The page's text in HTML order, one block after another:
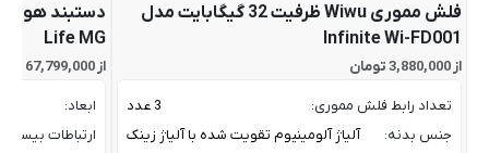
فلش مموری Wiwu ظرفیت 32 گیگابایت مدل
Infinite Wi-FD001
از 3,880,000 تومان
تعداد رابط فلش مموری:
3 عدد
جنس بدنه:
آلیاژ آلومینیوم تقویت شده با آلیاژ زینک
Life MG
از 67,799,000 تومان
ابعاد:
ارتباطات بیسیم: